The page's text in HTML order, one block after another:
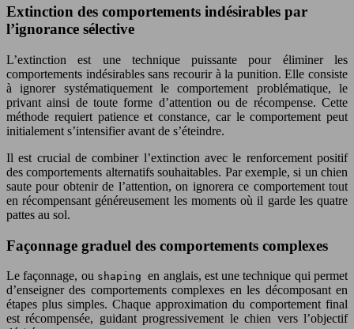
Extinction des comportements indésirables par
l’ignorance sélective
L’extinction est une technique puissante pour éliminer les
comportements indésirables sans recourir à la punition. Elle consiste
à ignorer systématiquement le comportement problématique, le
privant ainsi de toute forme d’attention ou de récompense. Cette
méthode requiert patience et constance, car le comportement peut
initialement s’intensifier avant de s’éteindre.
Il est crucial de combiner l’extinction avec le renforcement positif
des comportements alternatifs souhaitables. Par exemple, si un chien
saute pour obtenir de l’attention, on ignorera ce comportement tout
en récompensant généreusement les moments où il garde les quatre
pattes au sol.
Façonnage graduel des comportements complexes
Le façonnage, ou shapingen anglais, est une technique qui permet
d’enseigner des comportements complexes en les décomposant en
étapes plus simples. Chaque approximation du comportement final
est récompensée, guidant progressivement le chien vers l’objectif